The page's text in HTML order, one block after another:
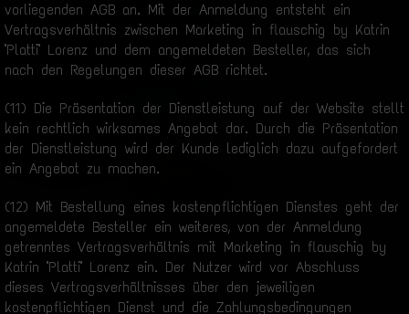
vorliegenden AGB an. Mit der Anmeldung entsteht ein
Vertragsverhältnis zwischen Marketing in flauschig by Katrin
"Platti" Lorenz und dem angemeldeten Besteller, das sich
nach den Regelungen dieser AGB richtet.
(11) Die Präsentation der Dienstleistung auf der Website stellt
kein rechtlich wirksames Angebot dar. Durch die Präsentation
der Dienstleistung wird der Kunde lediglich dazu aufgefordert
ein Angebot zu machen.
(12) Mit Bestellung eines kostenpflichtigen Dienstes geht der
angemeldete Besteller ein weiteres, von der Anmeldung
getrenntes Vertragsverhältnis mit Marketing in flauschig by
Katrin "Platti" Lorenz ein. Der Nutzer wird vor Abschluss
dieses Vertragsverhältnisses über den jeweiligen
kostenpflichtigen Dienst und die Zahlungsbedingungen